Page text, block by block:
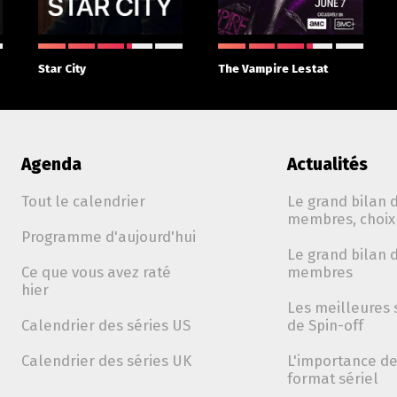
Star City The Vampire Lestat
Agenda
Tout le calendrier
Programme d'aujourd'hui
Ce que vous avez raté
hier
Calendrier des séries US
Calendrier des séries UK
Actualités
Le grand bilan
membres,
Le grand bilan
membres
Les meilleures
de Spin-off
L'importance
format sériel